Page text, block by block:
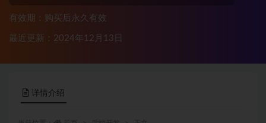
有效期：购买后永久有效
最近更新：2024年12月13日
详情介绍